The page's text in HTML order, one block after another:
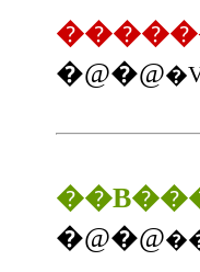
�@�@
�@�@